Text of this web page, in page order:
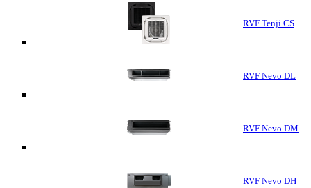
RVF Tenji CS
RVF Nevo DL
RVF Nevo DM
RVF Nevo DH